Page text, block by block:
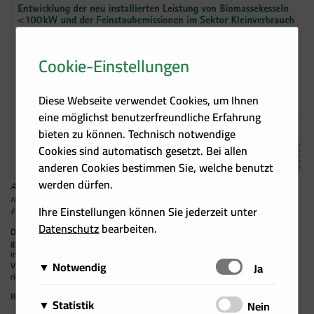
Abb. 2: Die Feinstaubemissionen im Hausbrand sind seit 2001 um 26 %
rückläufig, weil moderne Holzheizungen fossile Kessel und alte
Festbrennstoffheizungen ersetzen.
Das übersichtliche Druckwerk im Format DIN A4 ist als praktischer Ratgeber für alle
gedacht, die sich für das Heizen mit Scheitholz in einem der vielfältigen Heizsysteme
interessieren. Zusätzlich gibt es wichtige Informationen zur Ernte, Aufarbeitung,
Vermessung und Lagerung von Brennholz sowie Tipps zum Scheitholzkauf und zum
richtigen Heizen.
Bestellt werden kann der Folder kostenlos:
office@biomasseverband.at
Cookie-Einstellungen
Diese Webseite verwendet Cookies, um Ihnen
eine möglichst benutzerfreundliche Erfahrung
bieten zu können. Technisch notwendige
Cookies sind automatisch gesetzt. Bei allen
anderen Cookies bestimmen Sie, welche benutzt
werden dürfen.
Ihre Einstellungen können Sie jederzeit unter
Datenschutzbearbeiten.
Notwendig
Schalten
Ja
Diese Cookies sind für das Funktionieren der Website
erforderlich und können daher nicht deaktiviert
Matomo
Statistik SchaltenNein